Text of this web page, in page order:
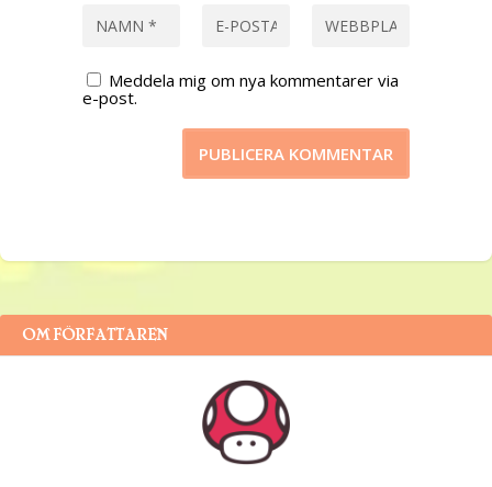
Meddela mig om nya kommentarer via
e-post.
OM FÖRFATTAREN